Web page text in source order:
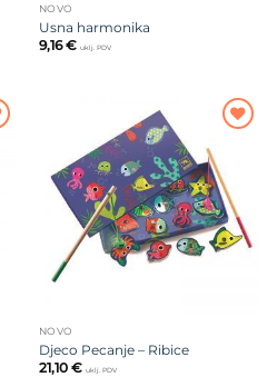
NOVO
Usna harmonika
9,16€ uklj. PDV
Dodajte
na listu
želja
NOVO
Djeco Pecanje – Ribice
21,10 € uklj. PDV